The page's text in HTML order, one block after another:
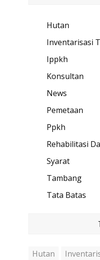
Hutan
Inventarisasi
Ippkh
Konsultan
News
Pemetaan
Ppkh
Rehabilitasi
Syarat
Tambang
Tata Batas
Hutan